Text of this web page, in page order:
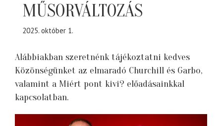
MŰSORVÁLTOZÁS
2025. október 1.
Alábbiakban szeretnénk tájékoztatni kedves
Közönségünket az elmaradó Churchill és Garbo,
valamint a Miért pont kivi? előadásainkkal
kapcsolatban.